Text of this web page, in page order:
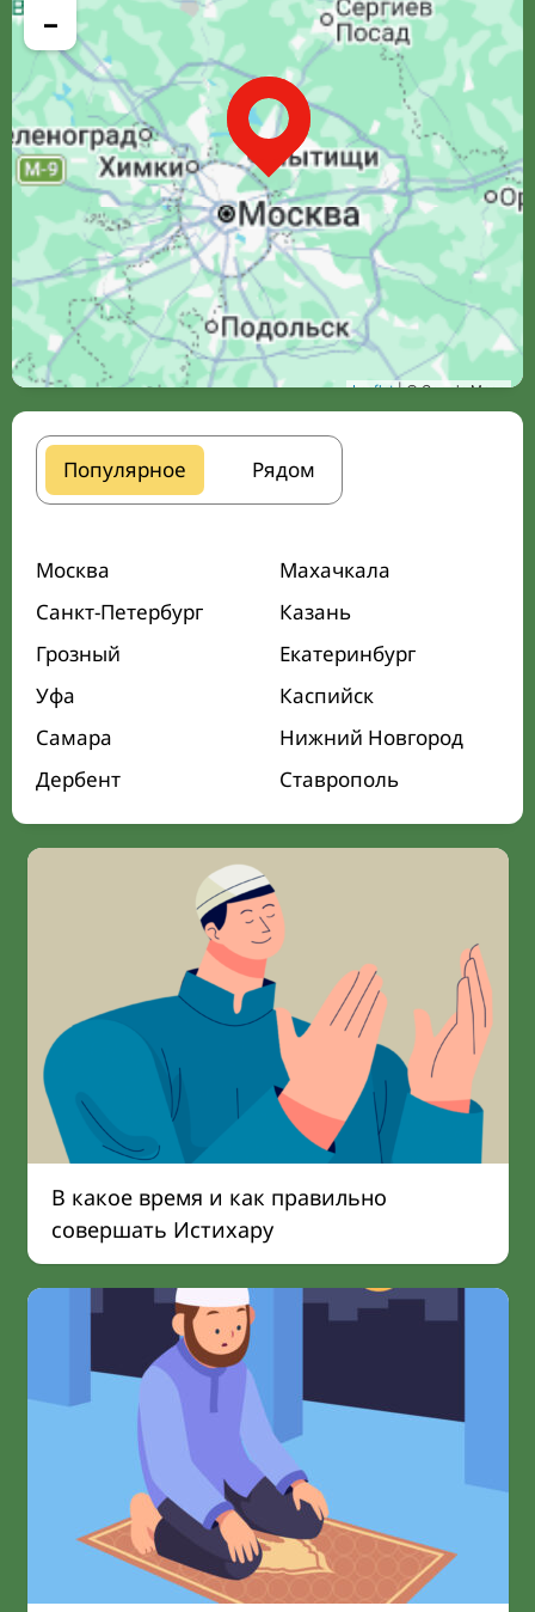
−
Leaflet| © Google Maps
Популярное Рядом
Москва
Махачкала
Санкт-Петербург
Казань
Грозный
Екатеринбург
Уфа
Каспийск
Самара
Нижний Новгород
Дербент
Ставрополь
В какое время и как правильно
совершать Истихару